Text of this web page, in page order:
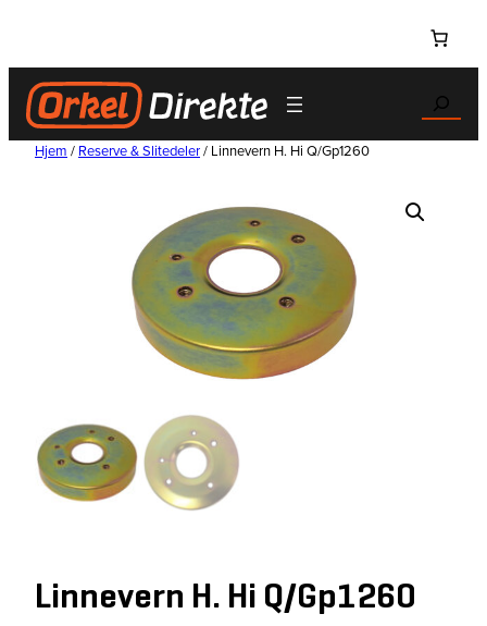
innhold
Search
Hjem / Reserve & Slitedeler/ Linnevern H. Hi Q/Gp1260
Linnevern H. Hi Q/Gp1260